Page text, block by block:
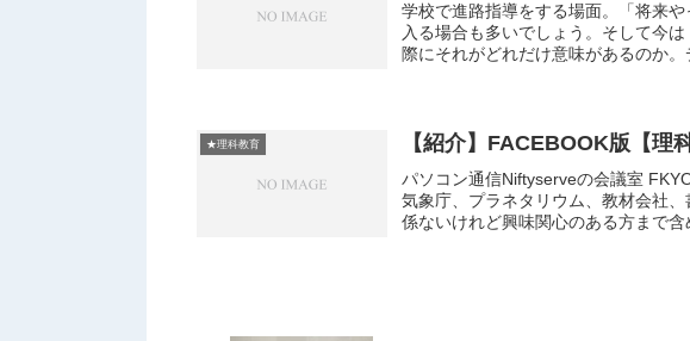
学校で進路指導をする場面。「将来
入る場合も多いでしょう。そして今
際にそれがどれだけ意味があるのか
★理科教育 【紹介】FACEBOOK版【理
パソコン通信Niftyserveの会議室
気象庁、プラネタリウム、教材会社
係ないけれど興味関心のある方まで